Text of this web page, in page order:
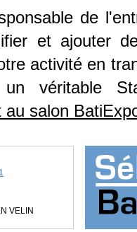
de
et ajouter
activité en
véritable
au salon
VELIN